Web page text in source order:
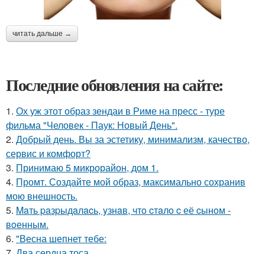
читать дальше →
Последние обновления на сайте:
1. Ох уж этот образ зендаи в Риме на пресс - туре
фильма "Человек - Паук: Новый День".
2. Добрый день. Вы за эстетику, минимализм, качество,
сервис и комфорт?
3. Принимаю 5 микрорайон, дом 1.
4. Промт. Создайте мой образ, максимально сохранив
мою внешность.
5. Maть paзpыдaлacь, yзнaв, чтo cтaлo c её cынoм -
вoенным.
6. "Весна шепнет тебе: